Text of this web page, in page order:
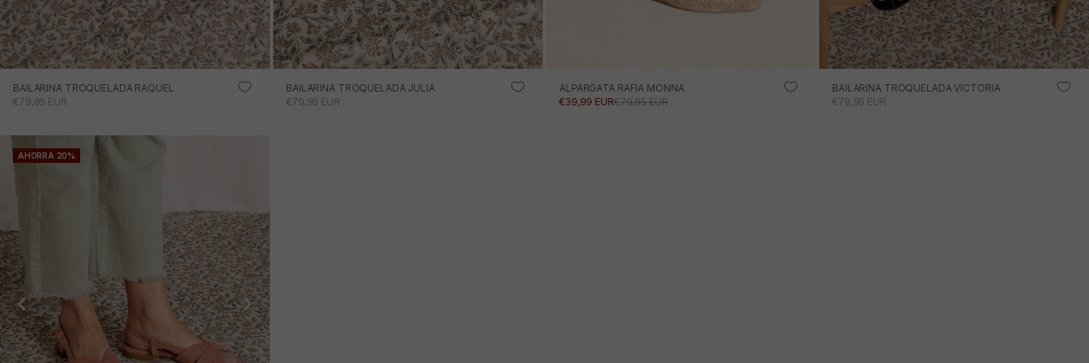
BAILARINA TROQUELADA RAQUEL
PRECIO DE OFERTA
€79,95 EUR
BAILARINA TROQUELADA JULIA
PRECIO DE OFERTA
€79,95 EUR
ALPARGATA RAFIA MONNA
PRECIO DE OFERTA
€39,99 EURPRECIO NORMAL
€79,95 EUR
BAILARINA TROQUELADA VICTORIA
PRECIO DE OFERTA
€79,95 EUR
AHORRA 20%